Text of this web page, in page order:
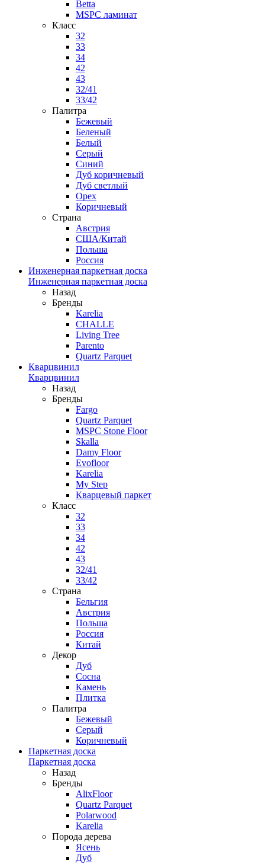
Betta
MSPC ламинат
Класс
32
33
34
42
43
32/41
33/42
Палитра
Бежевый
Беленый
Белый
Серый
Синий
Дуб коричневый
Дуб светлый
Орех
Коричневый
Страна
Австрия
США/Китай
Польша
Россия
Инженерная паркетная доска
Инженерная паркетная доска
Назад
Бренды
Karelia
CHALLE
Living Tree
Parento
Quartz Parquet
Кварцвинил
Кварцвинил
Назад
Бренды
Fargo
Quartz Parquet
MSPC Stone Floor
Skalla
Damy Floor
Evofloor
Karelia
My Step
Кварцевый паркет
Класс
32
33
34
42
43
32/41
33/42
Страна
Бельгия
Австрия
Польша
Россия
Китай
Декор
Дуб
Сосна
Камень
Плитка
Палитра
Бежевый
Серый
Коричневый
Паркетная доска
Паркетная доска
Назад
Бренды
AlixFloor
Quartz Parquet
Polarwood
Karelia
Порода дерева
Ясень
Дуб